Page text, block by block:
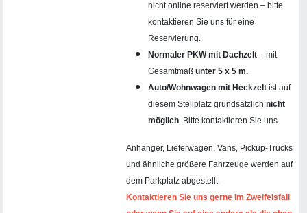
nicht online reserviert werden – bitte
kontaktieren Sie uns für eine
Reservierung.
Normaler PKW mit Dachzelt – mit
Gesamtmaß unter 5 x 5 m.
Auto/Wohnwagen mit Heckzelt ist auf
diesem Stellplatz grundsätzlich nicht
möglich. Bitte kontaktieren Sie uns.
Anhänger, Lieferwagen, Vans, Pickup-Trucks
und ähnliche größere Fahrzeuge werden auf
dem Parkplatz abgestellt.
Kontaktieren Sie uns gerne im Zweifelsfall